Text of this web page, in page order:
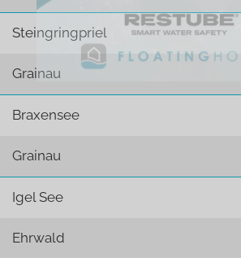
Steingringpriel
Grainau
Braxensee
Grainau
Igel See
Ehrwald